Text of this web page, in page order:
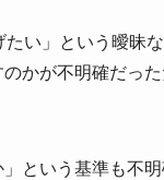
い」という曖昧
かが不明確だっ
という基準も不